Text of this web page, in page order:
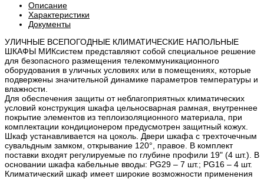
Описание
Характеристики
Документы
УЛИЧНЫЕ ВСЕПОГОДНЫЕ КЛИМАТИЧЕСКИЕ НАПОЛЬНЫЕ
ШКАФЫ МИКсистем представляют собой специальное решение
для безопасного размещения телекоммуникационного
оборудования в уличных условиях или в помещениях, которые
подвержены значительной динамике параметров температуры и
влажности.
Для обеспечения защиты от неблагоприятных климатических
условий конструкция шкафа цельносварная рамная, внутреннее
покрытие элементов из теплоизоляционного материала, при
комплектации кондиционером предусмотрен защитный кожух.
Шкаф устанавливается на цоколь. Двери шкафа с трехточечным
сувальдным замком, открывание 120°, правое. В комплект
поставки входят регулируемые по глубине профили 19" (4 шт.). В
основании шкафа кабельные вводы: PG29 – 7 шт.; PG16 – 4 шт.
Климатический шкаф имеет широкие возможности применения